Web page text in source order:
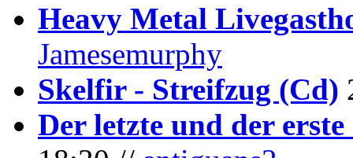
Heavy Metal
Jamesemurphy
Skelfir - Streifzug (Cd)
Der letzte und der erste